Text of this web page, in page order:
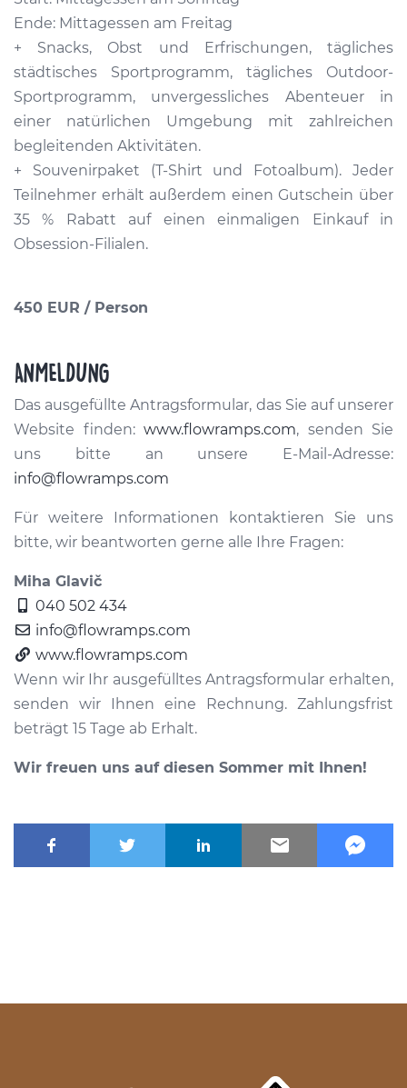
Ende: Mittagessen am Freitag
+ Snacks, Obst und Erfrischungen, tägliches
städtisches Sportprogramm, tägliches Outdoor-
Sportprogramm, unvergessliches Abenteuer in
einer natürlichen Umgebung mit zahlreichen
begleitenden Aktivitäten.
+ Souvenirpaket (T-Shirt und Fotoalbum). Jeder
Teilnehmer erhält außerdem einen Gutschein über
35 % Rabatt auf einen einmaligen Einkauf in
Obsession-Filialen.
450 EUR / Person
ANMELDUNG
Das ausgefüllte Antragsformular, das Sie auf unserer
Website finden: www.flowramps.com, senden Sie
uns bitte an unsere E-Mail-Adresse:
info@flowramps.com
Für weitere Informationen kontaktieren Sie uns
bitte, wir beantworten gerne alle Ihre Fragen:
Miha Glavič
040 502 434
info@flowramps.com
www.flowramps.com
Wenn wir Ihr ausgefülltes Antragsformular erhalten,
senden wir Ihnen eine Rechnung. Zahlungsfrist
beträgt 15 Tage ab Erhalt.
Wir freuen uns auf diesen Sommer mit Ihnen!